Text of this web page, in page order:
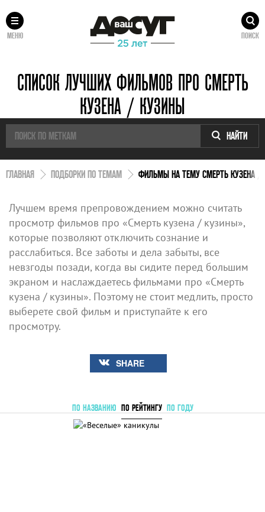
МЕНЮ ПОИСК
СПИСОК ЛУЧШИХ ФИЛЬМОВ ПРО СМЕРТЬ
КУЗЕНА / КУЗИНЫ
НАЙТИ
ГЛАВНАЯ ПОДБОРКИ ПО ТЕМАМ ФИЛЬМЫ НА ТЕМУ СМЕРТЬ КУЗЕНА /
Лучшем время препровождением можно считать
просмотр фильмов про «Смерть кузена / кузины»,
которые позволяют отключить сознание и
расслабиться. Все заботы и дела забыты, все
невзгоды позади, когда вы сидите перед большим
экраном и наслаждаетесь фильмами про «Смерть
кузена / кузины». Поэтому не стоит медлить, просто
выберете свой фильм и приступайте к его
просмотру.
SHARE
ПО НАЗВАНИЮ ПО РЕЙТИНГУ ПО ГОДУ